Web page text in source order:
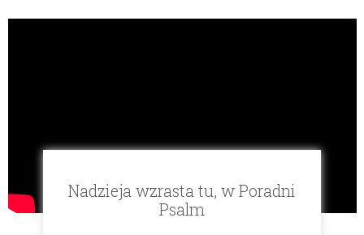
Nadzieja wzrasta tu, w Poradni
Psalm